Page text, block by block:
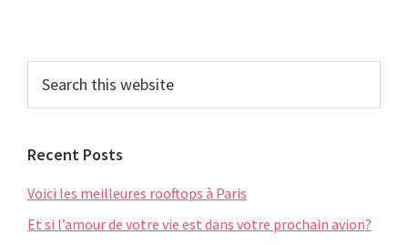
Primary
Sidebar
this
Recent Posts
Voici les meilleures rooftops à Paris
Et si l’amour de votre vie est dans votre prochain avion?